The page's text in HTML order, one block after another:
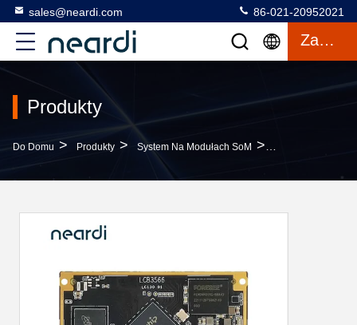
sales@neardi.com 86-021-20952021
Zacytować
Produkty
Do Domu > Produkty > System Na Modułach SoM >